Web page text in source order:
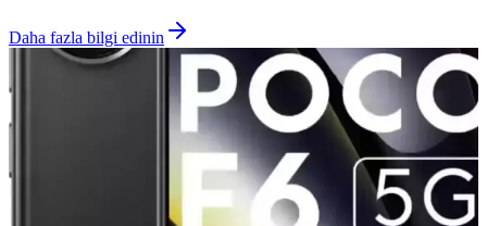
Daha fazla bilgi edinin